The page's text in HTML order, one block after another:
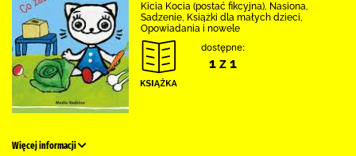
Kicia Kocia (postać fikcyjna), Nasiona,
Sadzenie, Książki dla małych dzieci,
Opowiadania i nowele
dostępne:
1 z 1
Więcej informacji